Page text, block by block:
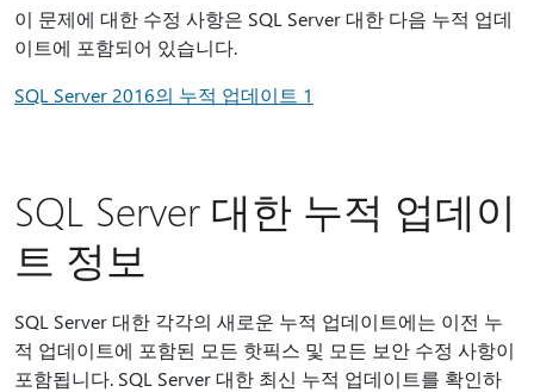
이 문제에 대한 수정 사항은 SQL Server 대한 다음 누적 업데
이트에 포함되어 있습니다.
SQL Server 2016의 누적 업데이트 1
SQL Server 대한 누적 업데이
트 정보
SQL Server 대한 각각의 새로운 누적 업데이트에는 이전 누
적 업데이트에 포함된 모든 핫픽스 및 모든 보안 수정 사항이
포함됩니다. SQL Server 대한 최신 누적 업데이트를 확인하